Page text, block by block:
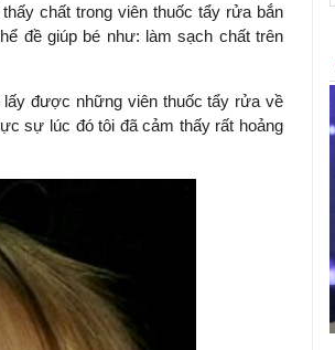
chất trong viên thuốc tẩy rửa bắn
đề giúp bé như: làm sạch chất trên
được những viên thuốc tẩy rửa về
sự lúc đó tôi đã cảm thấy rất hoảng